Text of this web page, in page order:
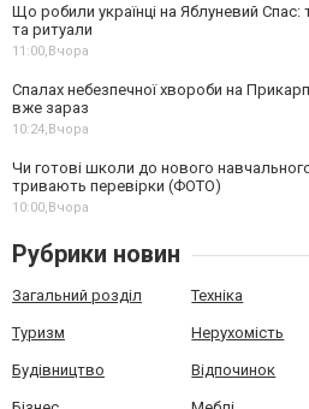
Що робили українці на Яблуневий Спас:
та ритуали
11:00, Вчора
Спалах небезпечної хвороби на
вже зараз
10:24, Вчора
Чи готові школи до нового
тривають перевірки (ФОТО)
10:00, Вчора
Рубрики новин
Загальний розділ Техніка
Туризм Нерухомість
Будівництво Відпочинок